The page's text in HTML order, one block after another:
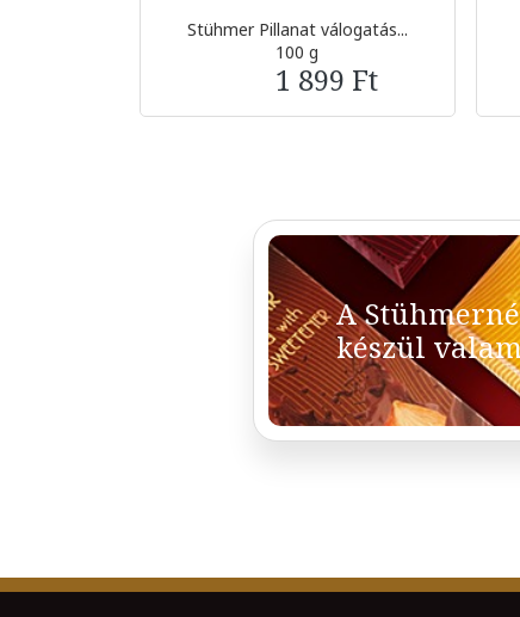
Stühmer Pillanat válogatás...
100 g
1 899 Ft
A
készül